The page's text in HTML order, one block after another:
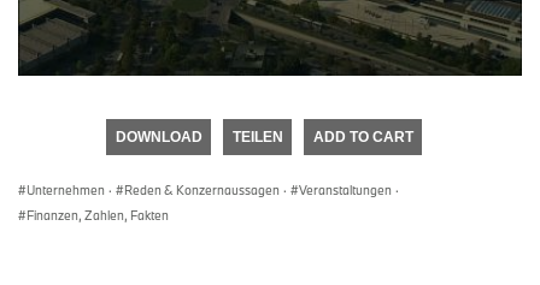
DOWNLOAD TEILEN ADD TO CART
Unternehmen · Reden & Konzernaussagen · Veranstaltungen ·
Finanzen, Zahlen, Fakten